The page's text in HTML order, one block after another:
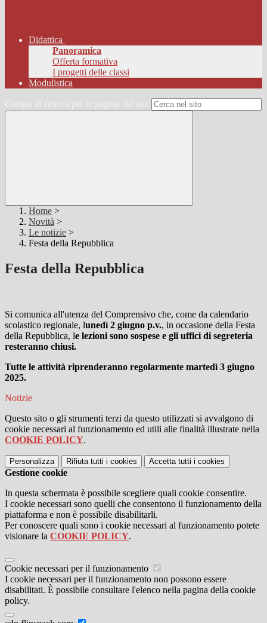
Didattica
Panoramica
Offerta formativa
I progetti delle classi
Modulistica
Home >
Novità >
Le notizie >
Festa della Repubblica
Festa della Repubblica
Si comunica all'utenza del Comprensivo che, come da calendario
scolastico regionale, lunedì 2 giugno p.v., in occasione della Festa
della Repubblica, le lezioni sono sospese e gli uffici di segreteria
resteranno chiusi.
Tutte le attività riprenderanno regolarmente martedì 3 giugno
2025.
Notizie
Questo sito o gli strumenti terzi da questo utilizzati si avvalgono di
cookie necessari al funzionamento ed utili alle finalità illustrate nella
COOKIE POLICY.
Personalizza Rifiuta tutti i cookies Accetta tutti i cookies
Gestione cookie
In questa schermata è possibile scegliere quali cookie consentire.
I cookie necessari sono quelli che consentono il funzionamento della
piattaforma e non è possibile disabilitarli.
Per conoscere quali sono i cookie necessari al funzionamento potete
visionare la COOKIE POLICY.
Cookie necessari per il funzionamento
I cookie necessari per il funzionamento non possono essere
disabilitati. È possibile consultare l'elenco nella pagina della cookie
policy.